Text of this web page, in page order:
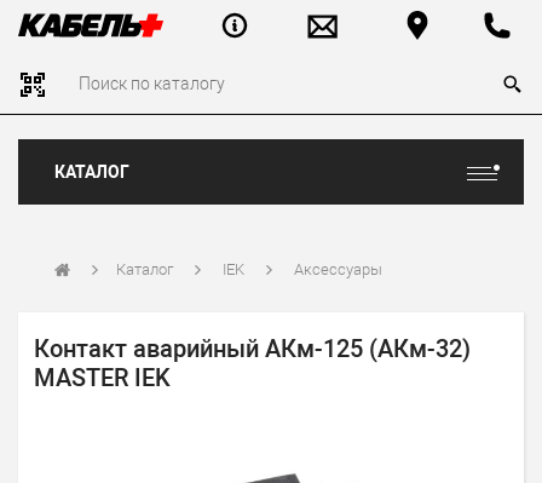
КАТАЛОГ
Каталог IEK Аксессуары
Контакт аварийный АКм-125 (АКм-32)
MASTER IEK